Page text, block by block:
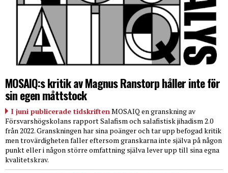
MOSAIQ:s kritik av Magnus Ranstorp håller inte för
sin egen måttstock
I juni publicerade tidskriften MOSAIQ en granskning av
Försvarshögskolans rapport Salafism och salafistisk jihadism 2.0
från 2022. Granskningen har sina poänger och tar upp befogad kritik
men trovärdigheten faller eftersom granskarna inte själva på någon
punkt eller i någon större omfattning själva lever upp till sina egna
kvalitetskrav.